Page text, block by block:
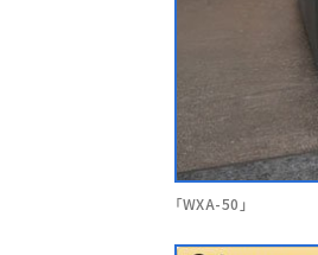
「WXA-50」